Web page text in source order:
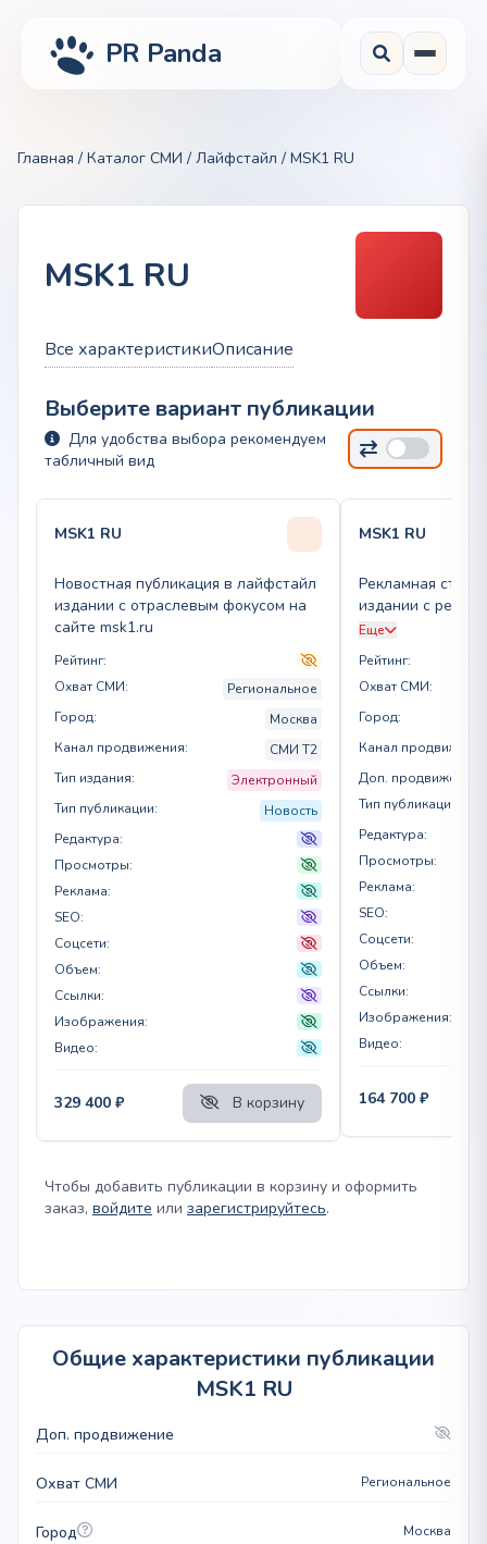
PR Panda
Главная / Каталог СМИ / Лайфстайл / MSK1 RU
MSK1 RU
Все характеристикиОписание
Выберите вариант публикации
Для удобства выбора рекомендуем
табличный вид
MSK1 RU
Новостная публикация в лайфстайл
издании с отраслевым фокусом на
сайте msk1.ru
Рейтинг:
Охват СМИ:
Региональное
Город:
Москва
Канал продвижения:
СМИ T2
Тип издания:
Электронный
Тип публикации:
Новость
Редактура:
Просмотры:
Реклама:
SEO:
Соцсети:
Объем:
Ссылки:
Изображения:
Видео:
329 400 ₽ В корзину
MSK1 RU
Рекламная
издании с
для городских
Еще
Рейтинг:
Охват СМИ:
Город:
Канал
Доп. продвижение:
Тип публикации:
Редактура:
Просмотры:
Реклама:
SEO:
Соцсети:
Объем:
Ссылки:
Изображения:
Видео:
164 700 ₽
Чтобы добавить публикации в корзину и оформить
заказ, войдите или зарегистрируйтесь.
Общие характеристики публикации
MSK1 RU
Доп. продвижение
Охват СМИ Региональное
Город Москва